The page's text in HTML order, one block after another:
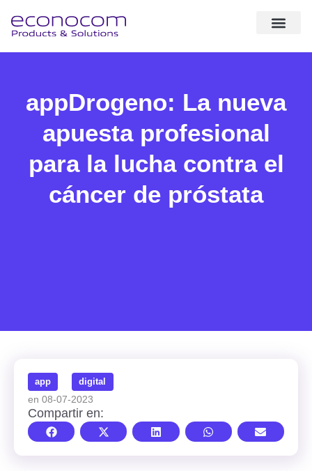
appDrogeno: La nueva
apuesta profesional
para la lucha contra el
cáncer de próstata
app digital
en 08-07-2023
Compartir en: